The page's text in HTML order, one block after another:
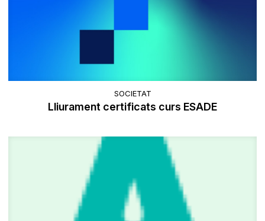
SOCIETAT
Lliurament certificats curs ESADE